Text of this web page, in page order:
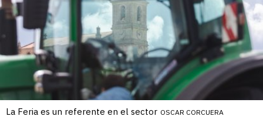
La Feria es un referente en el sector OSCAR CORCUERA